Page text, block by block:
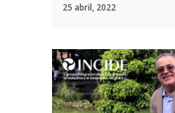
25 abril, 2022